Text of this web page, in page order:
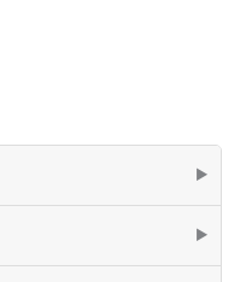
▶
▶